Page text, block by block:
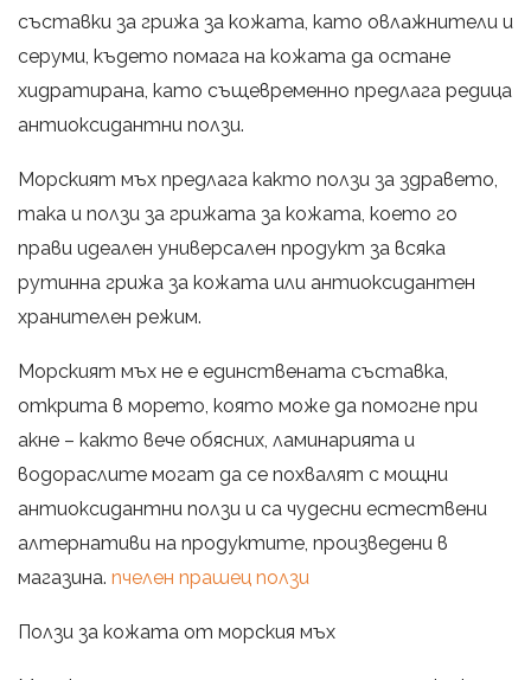
съставки за грижа за кожата, като овлажнители и
серуми, където помага на кожата да остане
хидратирана, като същевременно предлага редица
антиоксидантни ползи.
Морският мъх предлага както ползи за здравето,
така и ползи за грижата за кожата, което го
прави идеален универсален продукт за всяка
рутинна грижа за кожата или антиоксидантен
хранителен режим.
Морският мъх не е единствената съставка,
открита в морето, която може да помогне при
акне – както вече обясних, ламинарията и
водораслите могат да се похвалят с мощни
антиоксидантни ползи и са чудесни естествени
алтернативи на продуктите, произведени в
магазина. пчелен прашец ползи
Ползи за кожата от морския мъх